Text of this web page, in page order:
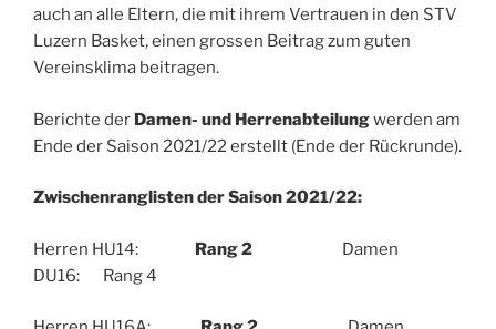
auch an alle Eltern, die mit ihrem Vertrauen in den STV
Luzern Basket, einen grossen Beitrag zum guten
Vereinsklima beitragen.
Berichte der Damen- und Herrenabteilungwerden am
Ende der Saison 2021/22 erstellt (Ende der Rückrunde).
Zwischenranglisten der Saison 2021/22:
Herren HU14: Rang 2 Damen
DU16: Rang 4